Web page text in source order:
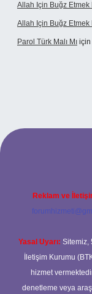
Allah Için Buğz Etmek
Allah Için Buğz Etmek
Parol Türk Malı Mı için
Reklam ve
Yasal Uyarı: Sitemiz,
İletişim Kurumu
hizmet
denetleme veya